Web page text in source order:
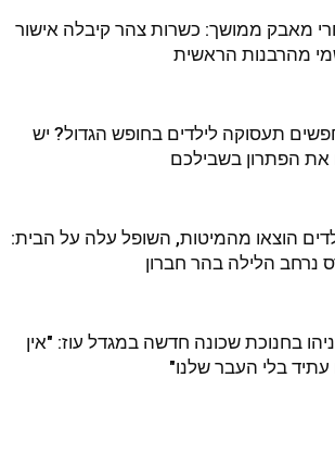
מאבק ממושך: כשרות צהר קיבלה אישור
מהרבנות הראשית
תעסוקה לילדים בחופש הגדול? יש
את הפתרון בשבילכם
הוצאו מהמיטות, השופל עלה על הבית:
נרחב הלילה בהר חברון
בחנוכת שכונה חדשה במגדל עוז: "אין
עתיד בלי העבר שלנו"